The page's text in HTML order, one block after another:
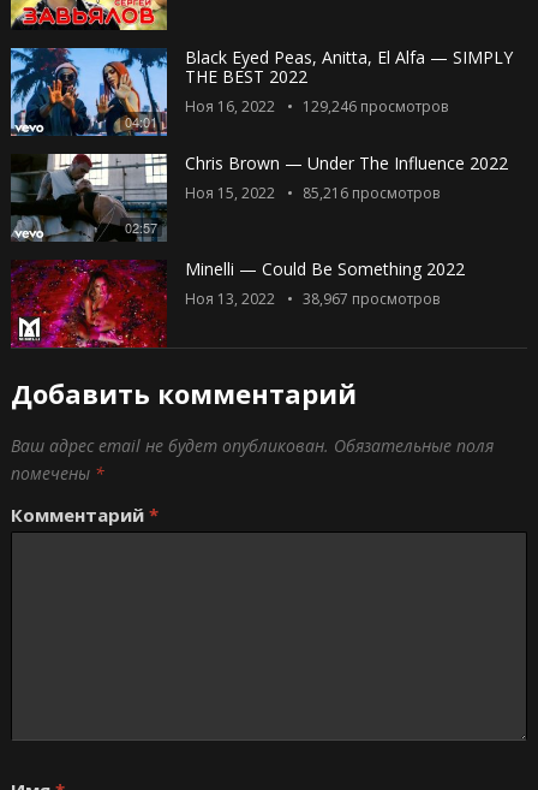
04:01
Black Eyed Peas, Anitta, El Alfa — SIMPLY
THE BEST 2022
Ноя 16, 2022 129,246просмотров
02:57
Chris Brown — Under The Influence 2022
Ноя 15, 2022 85,216просмотров
Minelli — Could Be Something 2022
Ноя 13, 2022 38,967 просмотров
Добавить комментарий
Ваш адрес email не будет опубликован. Обязательные поля
помечены *
Комментарий *